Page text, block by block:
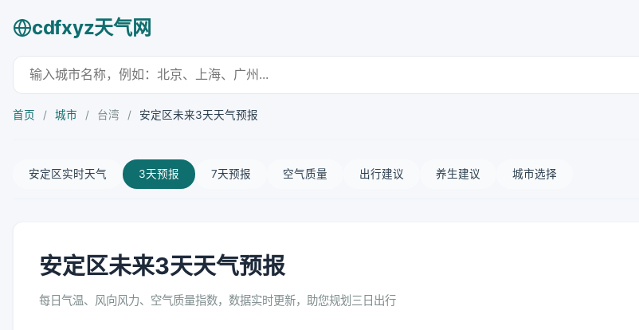
cdfxyz天气网
首页 / 城市 / 台湾 / 安定区未来3天天气预报
安定区实时天气 3天预报 7天预报 空气质量 出行建议 养生建议 城市选择
安定区未来3天天气预报
每日气温、风向风力、空气质量指数，数据实时更新，助您规划三日出行